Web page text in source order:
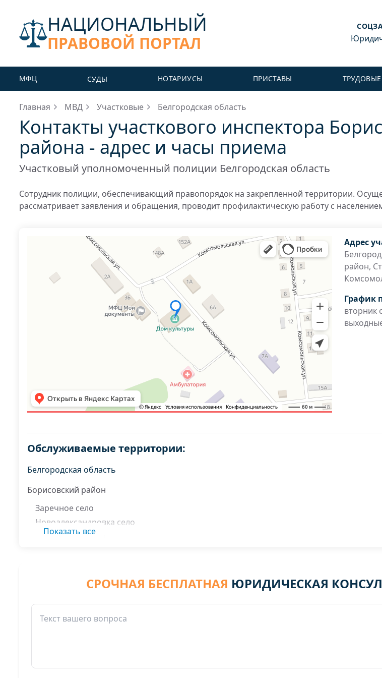
НАЦИОНАЛЬНЫЙ
ПРАВОВОЙ ПОРТАЛ
МФЦ СУДЫ НОТАРИУСЫ ПРИСТАВЫ
Главная МВД Участковые Белгородская область
Контакты участкового инспектора
района - адрес и часы приема
Участковый уполномоченный полиции Белгородская область
Сотрудник полиции, обеспечивающий правопорядок на закрепленной территории.
рассматривает заявления и обращения, проводит профилактическую работу с
Адрес
район,
График
вторник
Обслуживаемые территории:
Белгородская область
Борисовский район
Заречное село
Новоалександровка село
Порубежное село
Показать все
СРОЧНАЯ БЕСПЛАТНАЯ ЮРИДИЧЕСКАЯ